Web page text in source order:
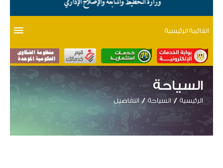
القائمة الرئيسية
السياحة
الرئيسية السياحة التفاصيل